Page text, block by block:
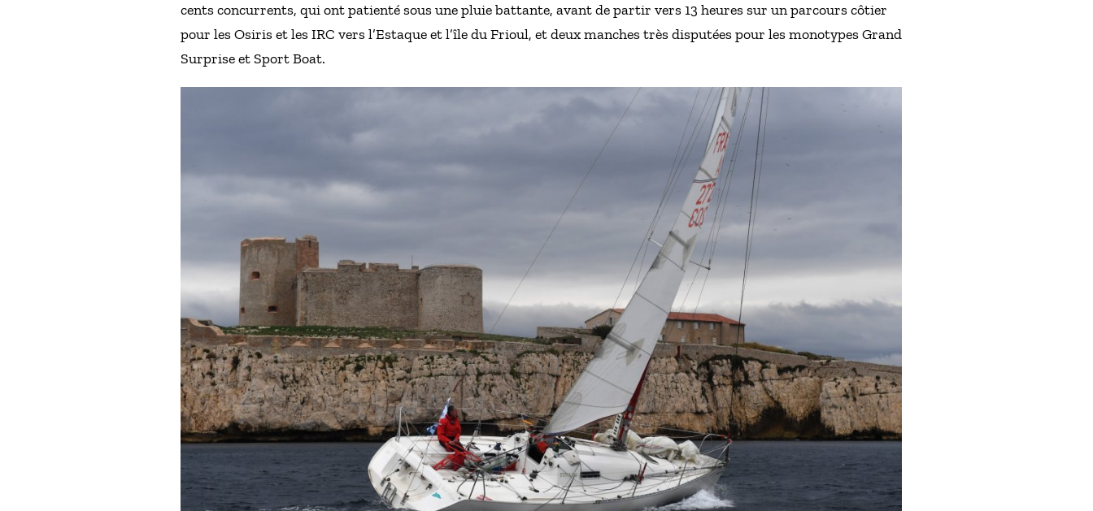
cents concurrents, qui ont patienté sous une pluie battante, avant de partir vers 13 heures sur un parcours côtier
pour les Osiris et les IRC vers l’Estaque et l’île du Frioul, et deux manches très disputées pour les monotypes Grand
Surprise et Sport Boat.